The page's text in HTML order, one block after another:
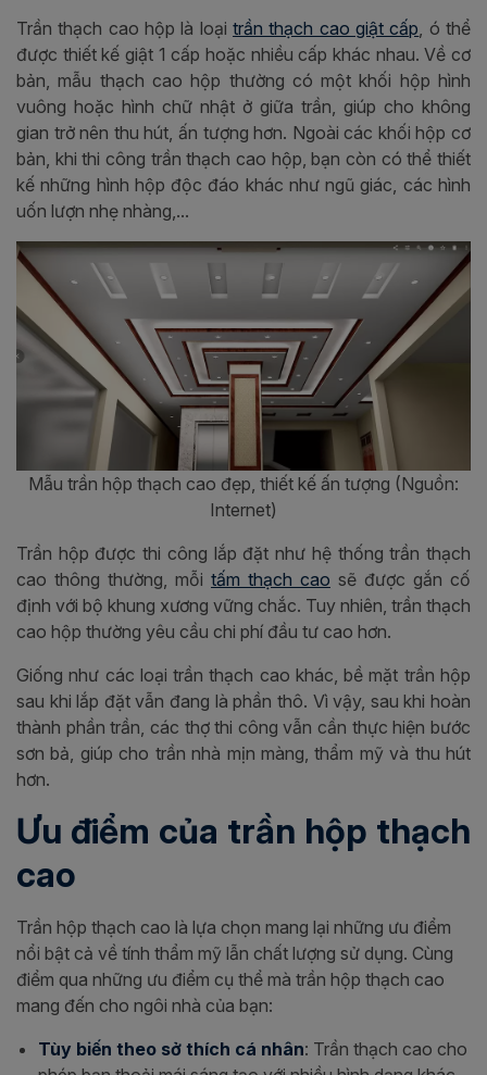
Trần thạch cao hộp là loại trần thạch cao giật cấp, ó thể
được thiết kế giật 1 cấp hoặc nhiều cấp khác nhau. Về cơ
bản, mẫu thạch cao hộp thường có một khối hộp hình
vuông hoặc hình chữ nhật ở giữa trần, giúp cho không
gian trở nên thu hút, ấn tượng hơn. Ngoài các khối hộp cơ
bản, khi thi công trần thạch cao hộp, bạn còn có thể thiết
kế những hình hộp độc đáo khác như ngũ giác, các hình
uốn lượn nhẹ nhàng,...
Mẫu trần hộp thạch cao đẹp, thiết kế ấn tượng (Nguồn:
Internet)
Trần hộp được thi công lắp đặt như hệ thống trần thạch
cao thông thường, mỗi tấm thạch cao sẽ được gắn cố
định với bộ khung xương vững chắc. Tuy nhiên, trần thạch
cao hộp thường yêu cầu chi phí đầu tư cao hơn.
Giống như các loại trần thạch cao khác, bề mặt trần hộp
sau khi lắp đặt vẫn đang là phần thô. Vì vậy, sau khi hoàn
thành phần trần, các thợ thi công vẫn cần thực hiện bước
sơn bả, giúp cho trần nhà mịn màng, thẩm mỹ và thu hút
hơn.
Ưu điểm của trần hộp thạch
cao
Trần hộp thạch cao là lựa chọn mang lại những ưu điểm
nổi bật cả về tính thẩm mỹ lẫn chất lượng sử dụng. Cùng
điểm qua những ưu điểm cụ thể mà trần hộp thạch cao
mang đến cho ngôi nhà của bạn:
Tùy biến theo sở thích cá nhân: Trần thạch cao cho